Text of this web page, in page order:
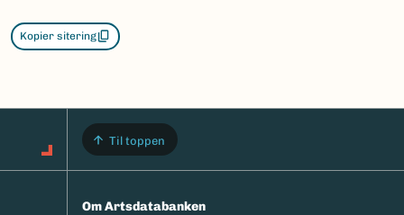
Kopier sitering
Til toppen
Om Artsdatabanken